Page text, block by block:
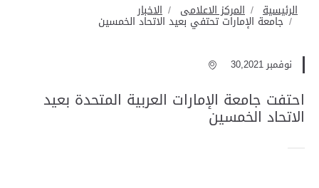
الرئيسية المركز الاعلامى الاخبار
جامعة الإمارات تحتفي بعيد الاتحاد الخمسين
نوفمبر 30,2021
احتفت جامعة الإمارات العربية المتحدة بعيد
الاتحاد الخمسين